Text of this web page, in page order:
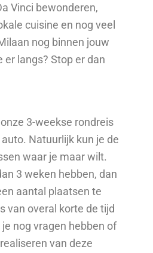
Vinci bewonderen,
cuisine en nog veel
nog binnen jouw
er langs? Stop er dan
3-weekse rondreis
Natuurlijk kun je de
waar je maar wilt.
3 weken hebben, dan
aantal plaatsen te
van overal korte de tijd
nog vragen hebben of
van deze